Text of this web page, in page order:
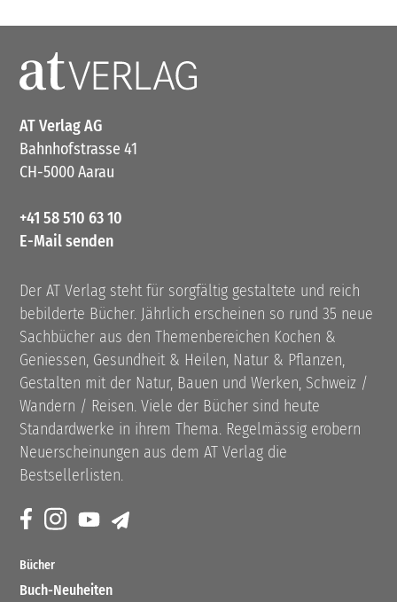
AT Verlag AG
Bahnhofstrasse 41
CH-5000 Aarau
+41 58 510 63 10
E-Mail senden
Der AT Verlag steht für sorgfältig gestaltete und reich
bebilderte Bücher. Jährlich erscheinen so rund 35 neue
Sachbücher aus den Themenbereichen Kochen &
Geniessen, Gesundheit & Heilen, Natur & Pflanzen,
Gestalten mit der Natur, Bauen und Werken, Schweiz /
Wandern / Reisen. Viele der Bücher sind heute
Standardwerke in ihrem Thema. Regelmässig erobern
Neuerscheinungen aus dem AT Verlag die
Bestsellerlisten.
Bücher
Buch-Neuheiten